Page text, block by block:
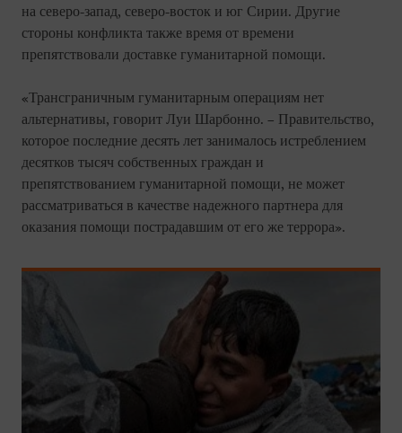
на северо-запад, северо-восток и юг Сирии. Другие
стороны конфликта также время от времени
препятствовали доставке гуманитарной помощи.
«Трансграничным гуманитарным операциям нет
альтернативы, говорит Луи Шарбонно. – Правительство,
которое последние десять лет занималось истреблением
десятков тысяч собственных граждан и
препятствованием гуманитарной помощи, не может
рассматриваться в качестве надежного партнера для
оказания помощи пострадавшим от его же террора».